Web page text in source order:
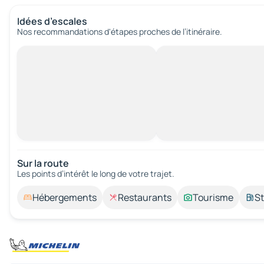
Idées d’escales
Nos recommandations d'étapes proches de l’itinéraire.
Sur la route
Les points d’intérêt le long de votre trajet.
Hébergements Restaurants Tourisme